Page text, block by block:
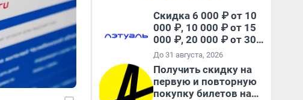
Скидка 6 000 ₽ от 10
000 ₽, 10 000 ₽ от 15
000 ₽, 20 000 ₽ от 30
000 ₽ и 35 000 ₽ от 50
000 ₽ на первый и все
повторные заказы по
промокоду НАБЕРИ
До 31 августа, 2026
Получить скидку на
первую и повторную
покупку билетов на